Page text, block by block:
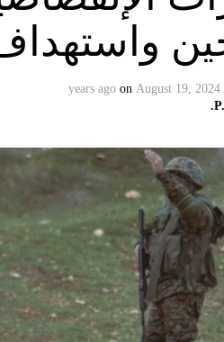
on August 19, 2024